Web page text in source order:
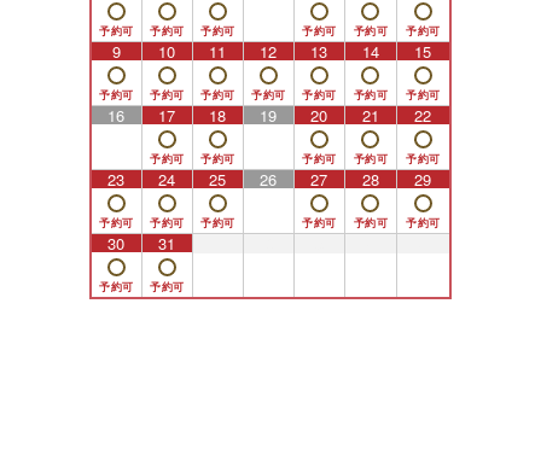
9 10 11 12 13 14 15
16 17 18 19 20 21 22
23 24 25 26 27 28 29
30 31